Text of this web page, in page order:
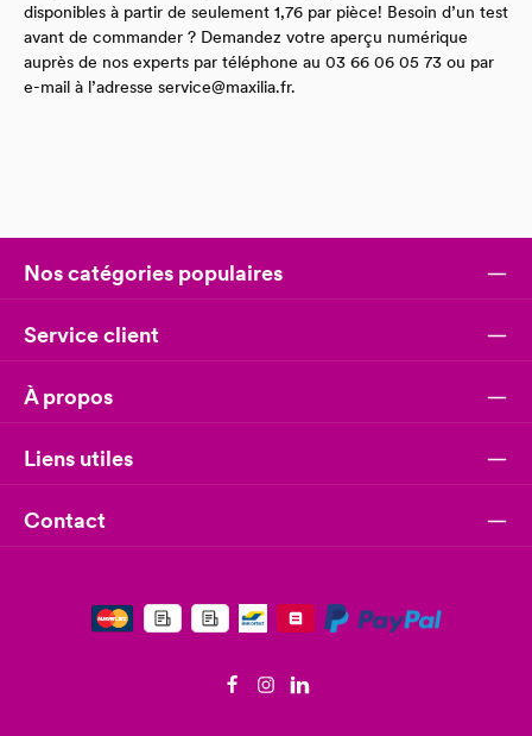
disponibles à partir de seulement 1,76 par pièce! Besoin d’un test
avant de commander ? Demandez votre aperçu numérique
auprès de nos experts par téléphone au 03 66 06 05 73 ou par
e-mail à l’adresse service@maxilia.fr.
Nos catégories populaires
Service client
À propos
Liens utiles
Contact